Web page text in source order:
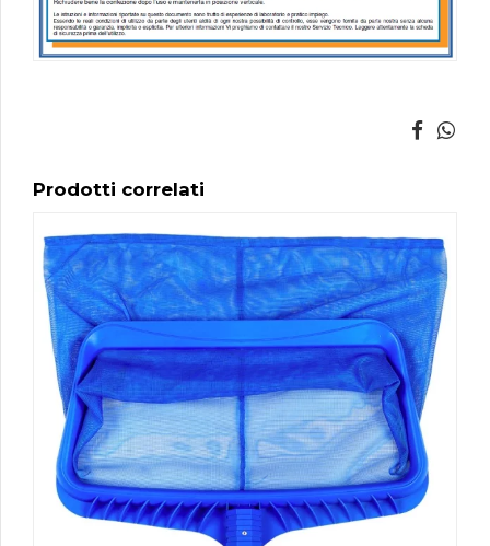
Prodotti correlati